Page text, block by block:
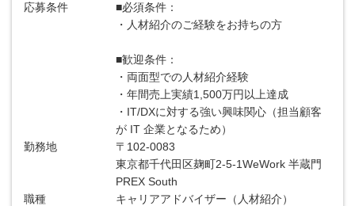
応募条件
■必須条件：
・人材紹介のご経験をお持ちの方
■歓迎条件：
・両面型での人材紹介経験
・年間売上実績1,500万円以上達成
・IT/DXに対する強い興味関心（担当顧客
が IT 企業となるため）
勤務地
〒102-0083
東京都千代田区麹町2-5-1WeWork 半蔵門
PREX South
職種
キャリアアドバイザー（人材紹介）